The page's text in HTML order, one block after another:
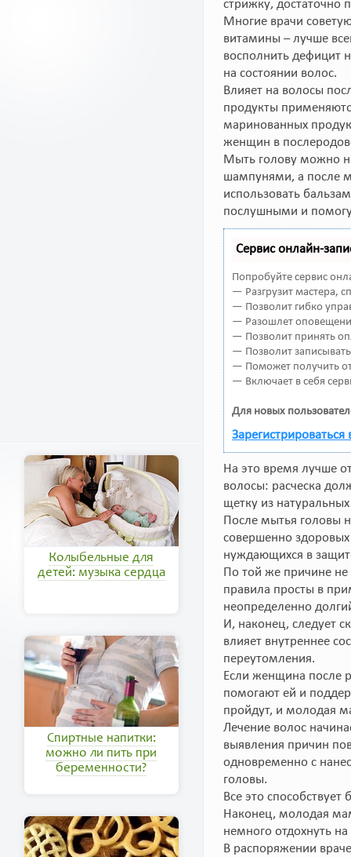
Колыбельные для
детей: музыка сердца
Спиртные напитки:
можно ли пить при
беременности?
стрижку, достаточно
Многие врачи
витамины – лучше
восполнить дефицит
на состоянии волос.
Влияет на волосы
продукты
маринованных
женщин в
Мыть голову можно
шампунями, а после
использовать
послушными и
Сервис онлайн-
Попробуйте сервис
— Разгрузит мастера,
— Позволит гибко
— Разошлет
— Позволит принять
— Позволит
— Поможет получить
— Включает в себя
Для новых
Зарегистрироваться
На это время лучше
волосы: расческа
щетку из
После мытья головы
совершенно
нуждающихся в
По той же причине не
правила просты в
неопределенно
И, наконец, следует
влияет внутреннее
переутомления.
Если женщина после
помогают ей и
пройдут, и молодая
Лечение волос
выявления причин
одновременно с
головы.
Все это
Наконец, молодая
немного отдохнуть
В распоряжении